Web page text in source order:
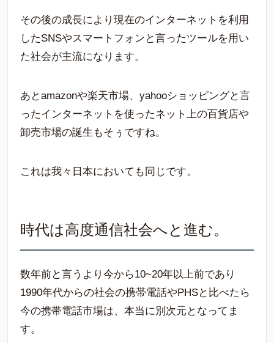
その後の成長により現在のインターネットを利用
したSNSやスマートフォンと言ったツールを用い
た社会が主流になります。
あとamazonや楽天市場、yahooショッピングと言
ったインターネットを使ったネット上の百貨店や
卸売市場の誕生もそぅですね。
これは我々日本においても同じです。
時代は高度通信社会へと進む。
数年前と言うより今から10~20年以上前であり
1990年代からの社会の携帯電話やPHSと比べたら
今の携帯電話市場は、本当に別次元となってま
す。